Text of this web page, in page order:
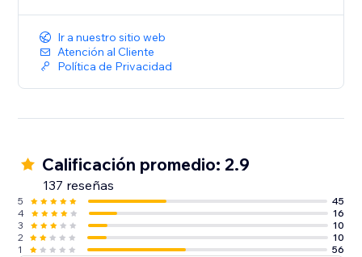
Ir a nuestro sitio web
Atención al Cliente
Política de Privacidad
Calificación promedio: 2.9
137 reseñas
5
45
4
16
3
10
2
10
1
56